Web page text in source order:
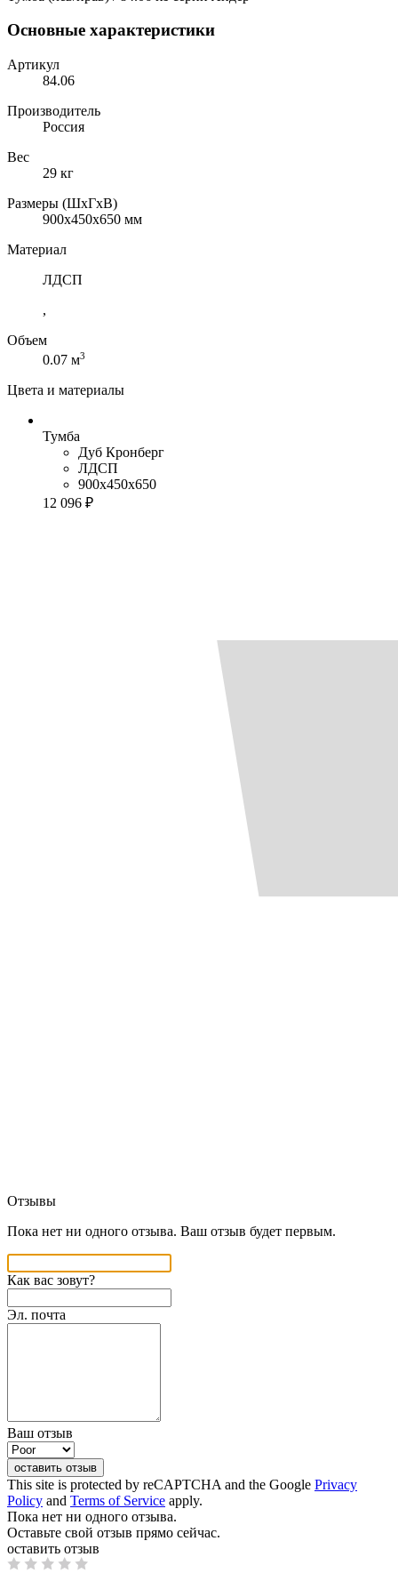
Основные характеристики
Артикул
84.06
Производитель
Россия
Вес
29 кг
Размеры (ШхГхВ)
900x450x650 мм
Материал
ЛДСП
,
Объем
0.07 м3
Цвета и материалы
Тумба
Дуб Кронберг
ЛДСП
900x450x650
12 096 ₽
Отзывы
Пока нет ни одного отзыва. Ваш отзыв будет первым.
Как вас зовут?
Эл. почта
Ваш отзыв
оставить отзыв
This site is protected by reCAPTCHA and the Google Privacy
Policy and Terms of Service apply.
Пока нет ни одного отзыва.
Оставьте свой отзыв прямо сейчас.
оставить отзыв